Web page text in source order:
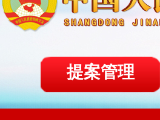
提案管理